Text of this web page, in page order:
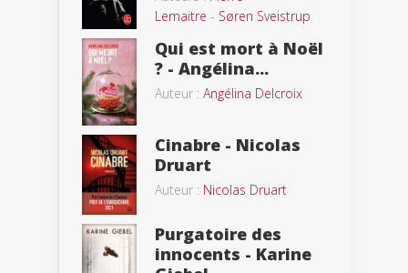
Lemaitre - Søren Sveistrup
Qui est mort à Noël
? - Angélina...
Auteur : Angélina Delcroix
Cinabre - Nicolas
Druart
Auteur : Nicolas Druart
Purgatoire des
innocents - Karine